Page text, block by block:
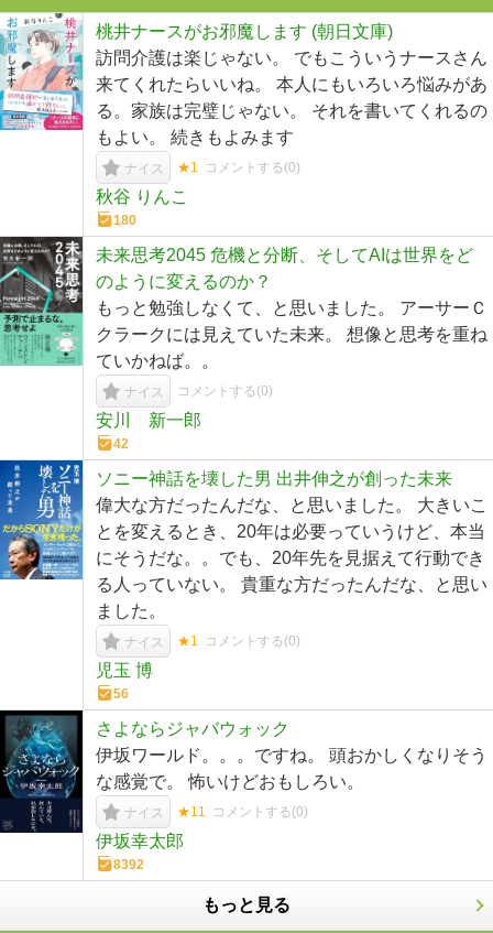
桃井ナースがお邪魔します (朝日文庫)
訪問介護は楽じゃない。 でもこういうナースさん
来てくれたらいいね。 本人にもいろいろ悩みがあ
る。家族は完璧じゃない。 それを書いてくれるの
もよい。 続きもよみます
ナイス ★1 コメントする(0)
秋谷 りんこ
180
未来思考2045 危機と分断、そしてAIは世界をど
のように変えるのか？
もっと勉強しなくて、と思いました。 アーサーＣ
クラークには見えていた未来。 想像と思考を重ね
ていかねば。。
ナイス コメントする(0)
安川 新一郎
42
ソニー神話を壊した男 出井伸之が創った未来
偉大な方だったんだな、と思いました。 大きいこ
とを変えるとき、20年は必要っていうけど、本当
にそうだな。。でも、20年先を見据えて行動でき
る人っていない。 貴重な方だったんだな、と思い
ました。
ナイス ★1 コメントする(0)
児玉 博
56
さよならジャバウォック
伊坂ワールド。。。ですね。 頭おかしくなりそう
な感覚で。 怖いけどおもしろい。
ナイス ★11 コメントする(0)
伊坂幸太郎
8392
もっと見る